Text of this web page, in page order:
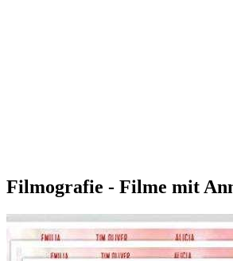
Filmografie - Filme mit